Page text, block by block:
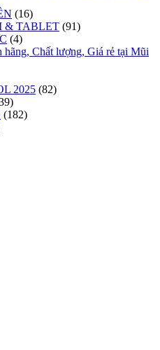
(16)
& TABLET (91)
(4)
Chất lượng, Giá rẻ tại Mũi
2025 (82)
(182)